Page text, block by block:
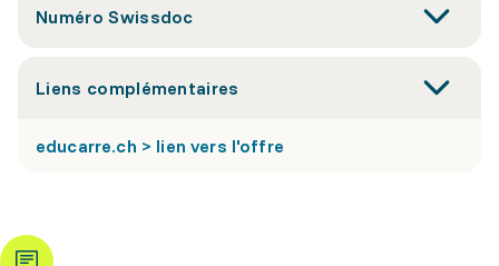
Numéro Swissdoc
Liens complémentaires
educarre.ch > lien vers l'offre